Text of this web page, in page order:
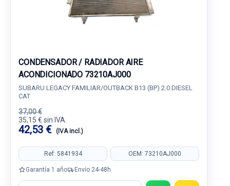
CONDENSADOR / RADIADOR AIRE
ACONDICIONADO 73210AJ000
SUBARU LEGACY FAMILIAR/OUTBACK B13 (BP) 2.0 DIESEL
CAT
37,00 €
35,15 € sin IVA.
42,53 € (IVA incl.)
Ref: 5841934 OEM: 73210AJ000
Garantía 1 año Envío 24-48h